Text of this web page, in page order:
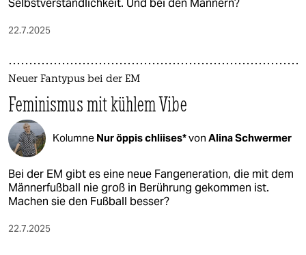
22.7.2025
Neuer Fantypus bei der EM
Feminismus mit kühlem Vibe
Kolumne Nur öppis chliises*von Alina Schwermer
Bei der EM gibt es eine neue Fangeneration, die mit dem
Männerfußball nie groß in Berührung gekommen ist.
Machen sie den Fußball besser?
22.7.2025